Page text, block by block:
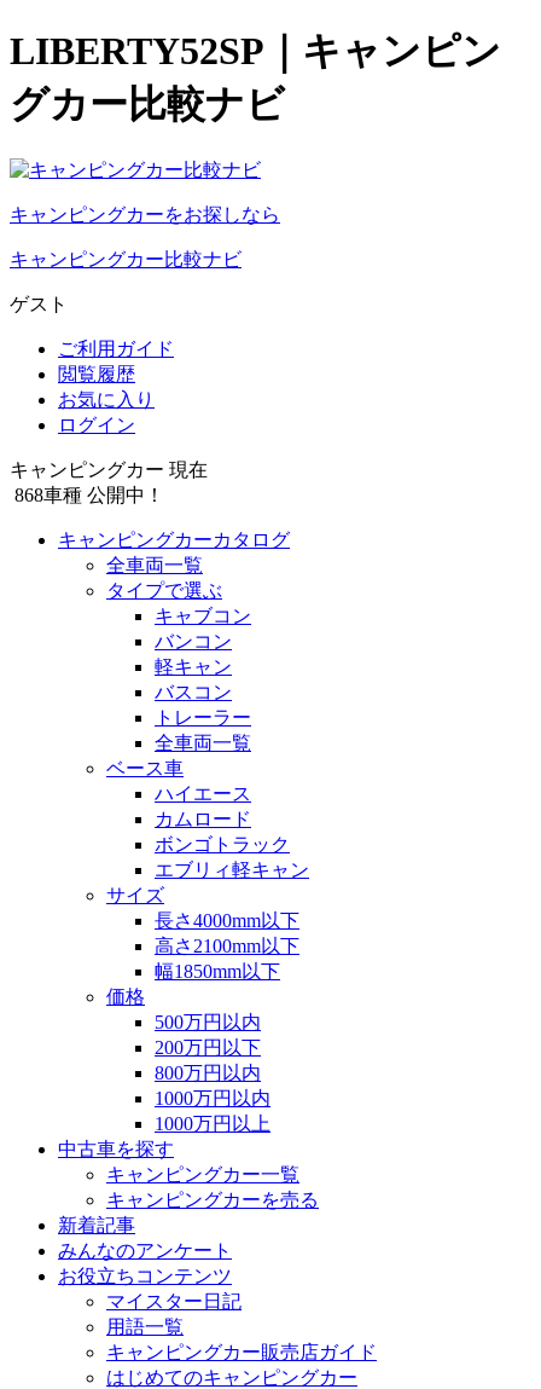
LIBERTY52SP｜キャンピン
グカー比較ナビ
キャンピングカーをお探しなら
キャンピングカー比較ナビ
ゲスト
ご利用ガイド
閲覧履歴
お気に入り
ログイン
キャンピングカー 現在
868車種 公開中！
キャンピングカーカタログ
全車両一覧
タイプで選ぶ
キャブコン
バンコン
軽キャン
バスコン
トレーラー
全車両一覧
ベース車
ハイエース
カムロード
ボンゴトラック
エブリィ軽キャン
サイズ
長さ4000mm以下
高さ2100mm以下
幅1850mm以下
価格
500万円以内
200万円以下
800万円以内
1000万円以内
1000万円以上
中古車を探す
キャンピングカー一覧
キャンピングカーを売る
新着記事
みんなのアンケート
お役立ちコンテンツ
マイスター日記
用語一覧
キャンピングカー販売店ガイド
はじめてのキャンピングカー